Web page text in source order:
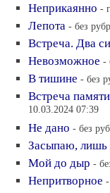
Неприкаянно -
Лепота - без
Встреча. Два
Невозможное -
В тишине - без
Встреча
10.03.2024 07:39
Не дано - без
Засыпаю, лишь
Мой до дыр -
Непритворное